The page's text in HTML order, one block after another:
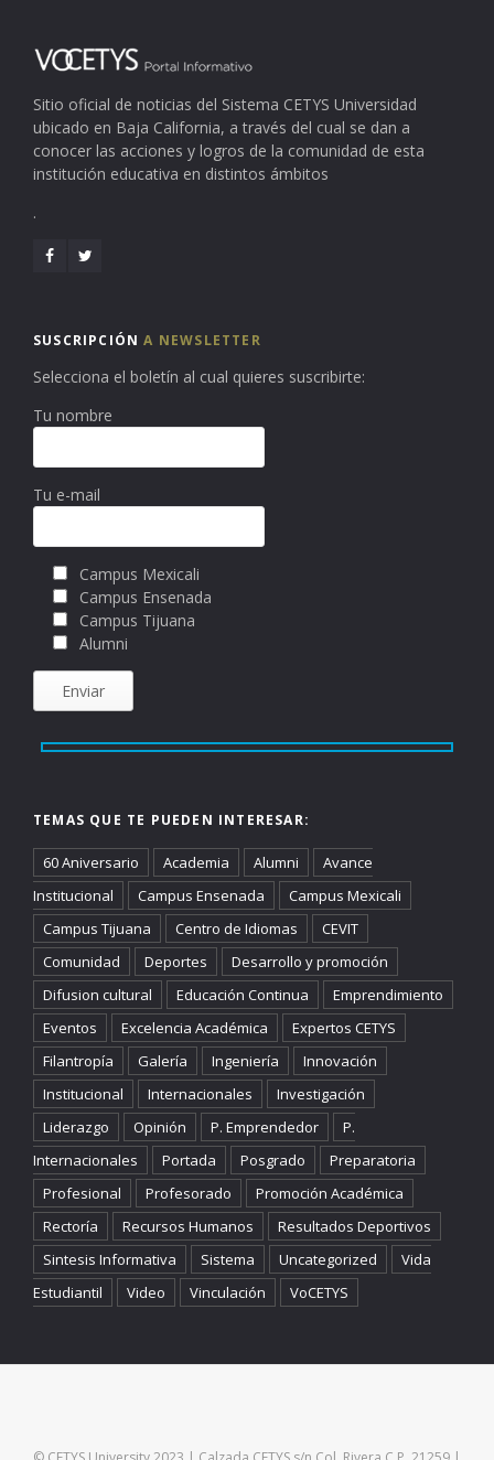
Sitio oficial de noticias del Sistema CETYS Universidad
ubicado en Baja California, a través del cual se dan a
conocer las acciones y logros de la comunidad de esta
institución educativa en distintos ámbitos
.
SUSCRIPCIÓNA NEWSLETTER
Selecciona el boletín al cual quieres suscribirte:
Tu nombre
Tu e-mail
Campus Mexicali
Campus Ensenada
Campus Tijuana
Alumni
TEMAS QUE TE PUEDEN INTERESAR:
60 Aniversario Academia Alumni
Avance
Institucional
Campus Ensenada
Campus Mexicali
Campus Tijuana
Centro de Idiomas
CEVIT
Comunidad
Deportes
Desarrollo y promoción
Difusion cultural
Educación Continua
Emprendimiento
Eventos
Excelencia Académica
Expertos CETYS
Filantropía
Galería Ingeniería
Innovación
Institucional
Internacionales
Investigación
Liderazgo
Opinión P. Emprendedor
P.
Internacionales
Portada Posgrado
Preparatoria
Profesional
Profesorado
Promoción Académica
Rectoría
Recursos Humanos
Resultados Deportivos
Sintesis Informativa
Sistema Uncategorized
Vida
Estudiantil
Video Vinculación VoCETYS